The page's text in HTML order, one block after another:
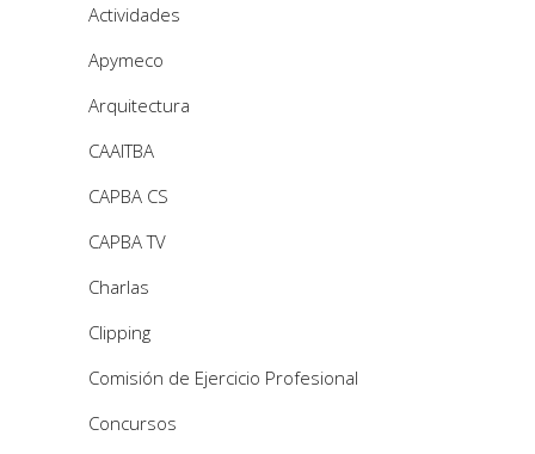
Actividades
Apymeco
Arquitectura
CAAITBA
CAPBA CS
CAPBA TV
Charlas
Clipping
Comisión de Ejercicio Profesional
Concursos